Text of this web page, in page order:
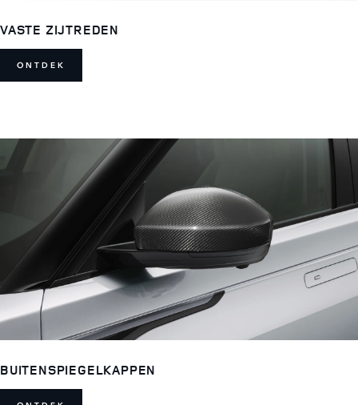
VASTE ZIJTREDEN
ONTDEK
BUITENSPIEGELKAPPEN